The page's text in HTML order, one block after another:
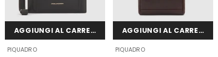
AGGIUNGI AL CARRELLO
VENDOR:
PIQUADRO
AGGIUNGI AL CARRELLO
VENDOR:
PIQUADRO